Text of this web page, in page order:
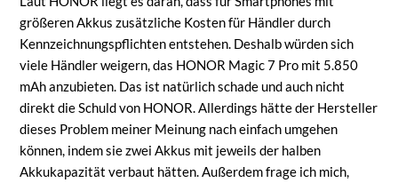
größeren Akkus zusätzliche Kosten für Händler durch
Kennzeichnungspflichten entstehen. Deshalb würden sich
viele Händler weigern, das HONOR Magic 7 Pro mit 5.850
mAh anzubieten. Das ist natürlich schade und auch nicht
direkt die Schuld von HONOR. Allerdings hätte der Hersteller
dieses Problem meiner Meinung nach einfach umgehen
können, indem sie zwei Akkus mit jeweils der halben
Akkukapazität verbaut hätten. Außerdem frage ich mich,